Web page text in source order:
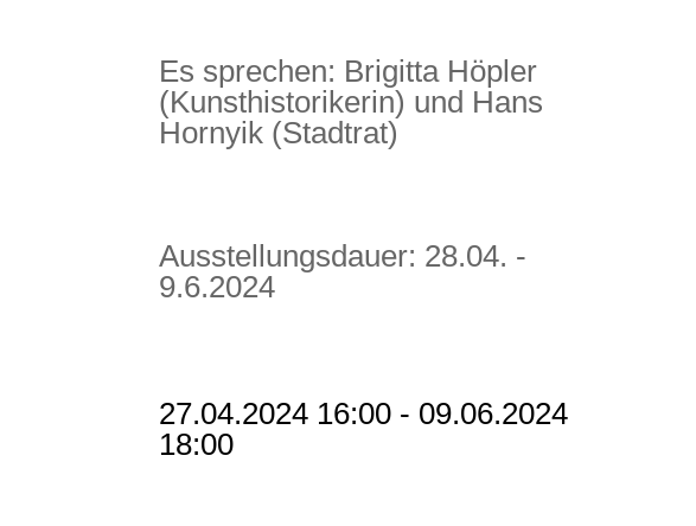
Es sprechen: Brigitta Höpler
(Kunsthistorikerin) und Hans
Hornyik (Stadtrat)
Ausstellungsdauer: 28.04. -
9.6.2024
27.04.2024 16:00 - 09.06.2024
18:00